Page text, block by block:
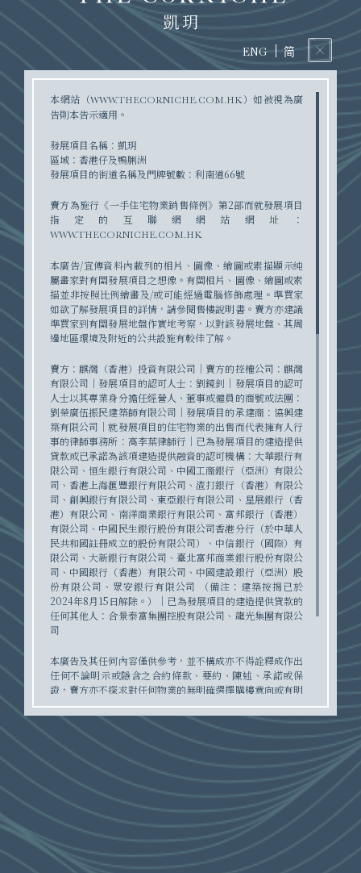
ENG 简
本網站（WWW.THECORNICHE.COM.HK）如被視為廣
告則本告示適用。
發展項目名稱：凱玥
區域：香港仔及鴨脷洲
發展項目的街道名稱及門牌號數：利南道66號
賣方為施行《一手住宅物業銷售條例》第2部而就發展項目
指定的互聯網網站網址：
WWW.THECORNICHE.COM.HK
本廣告/宣傳資料內載列的相片、圖像、繪圖或素描顯示純
屬畫家對有關發展項目之想像。有關相片、圖像、繪圖或素
描並非按照比例繪畫及/或可能經過電腦修飾處理。準買家
如欲了解發展項目的詳情，請參閱售樓說明書。賣方亦建議
準買家到有關發展地盤作實地考察，以對該發展地盤、其周
邊地區環境及附近的公共設施有較佳了解。
賣方：麒灣（香港）投資有限公司｜賣方的控權公司：麒灣
有限公司｜發展項目的認可人士：劉鏡釗｜發展項目的認可
人士以其專業身分擔任經營人、董事或僱員的商號或法團：
劉榮廣伍振民建築師有限公司｜發展項目的承建商：協興建
築有限公司｜就發展項目的住宅物業的出售而代表擁有人行
事的律師事務所：高李葉律師行｜已為發展項目的建造提供
貸款或已承諾為該項建造提供融資的認可機構：大華銀行有
限公司、恒生銀行有限公司、中國工商銀行（亞洲）有限公
司、香港上海滙豐銀行有限公司、渣打銀行（香港）有限公
司、創興銀行有限公司、東亞銀行有限公司、星展銀行（香
港）有限公司、南洋商業銀行有限公司、富邦銀行（香港）
有限公司、中國民生銀行股份有限公司香港分行（於中華人
民共和國註冊成立的股份有限公司）、中信銀行（國際）有
限公司、大新銀行有限公司、臺北富邦商業銀行股份有限公
司、中國銀行（香港）有限公司、中國建設銀行（亞洲）股
份有限公司、眾安銀行有限公司 （備注：建築按揭已於
2024年8月15日解除。）｜已為發展項目的建造提供貸款的
任何其他人：合景泰富集團控股有限公司、龍光集團有限公
司
本廣告及其任何內容僅供參考，並不構成亦不得詮釋成作出
任何不論明示或隱含之合約條款、要約、陳述、承諾或保
證，賣方亦不探求對任何物業的無明確選擇購樓意向或有明
確選擇購樓意向。
詳情請參閱售樓說明書。
本廣告由賣方發布。
最後更新：2024年11月8日
發展項目之電腦模擬效果圖
築建南岸浪漫
「凱玥」具標誌性的外觀設計，座向朝南 2，擁無與倫比的景致
在環海
之曠達氣息之中，匯集了現代風格與典雅元素的精湛工
藝，
成就出非凡建築。
項目同時亦在群山之秀麗氣息中 1，展現寧靜和諧，鑄就南區最矚
目新貴。
凱玥之立面素描
公契
價單
銷售安排
招標文件
成交紀錄冊
車位
售樓說明書
價單